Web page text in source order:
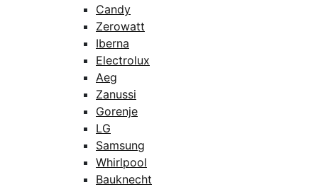
Candy
Zerowatt
Iberna
Electrolux
Aeg
Zanussi
Gorenje
LG
Samsung
Whirlpool
Bauknecht